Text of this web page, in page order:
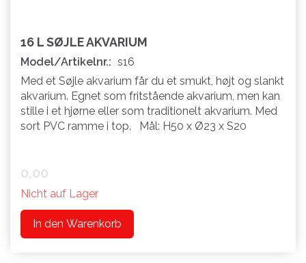
16 L SØJLE AKVARIUM
Model/Artikelnr.: s16
Med et Søjle akvarium får du et smukt, højt og slankt
akvarium. Egnet som fritstående akvarium, men kan
stille i et hjørne eller som traditionelt akvarium. Med
sort PVC ramme i top. Mål: H50 x Ø23 x S20
0,00
Nicht auf Lager
In den Warenkorb